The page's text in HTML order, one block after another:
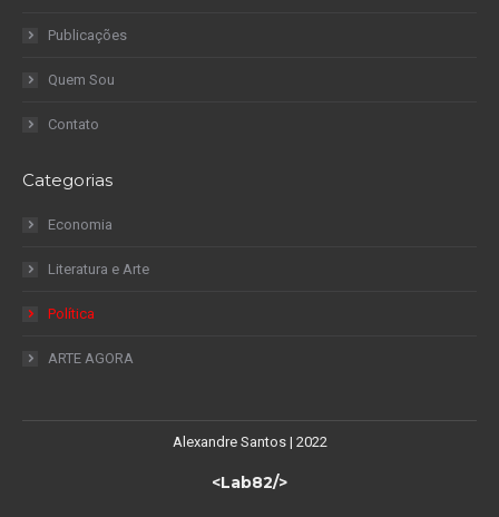
Publicações
Quem Sou
Contato
Categorias
Economia
Literatura e Arte
Política
ARTE AGORA
Alexandre Santos | 2022
<Lab82/>